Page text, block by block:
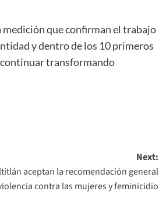
que confirman el trabajo
y dentro de los 10 primeros
continuar transformando
Next:
aceptan la recomendación general
contra las mujeres y feminicidio